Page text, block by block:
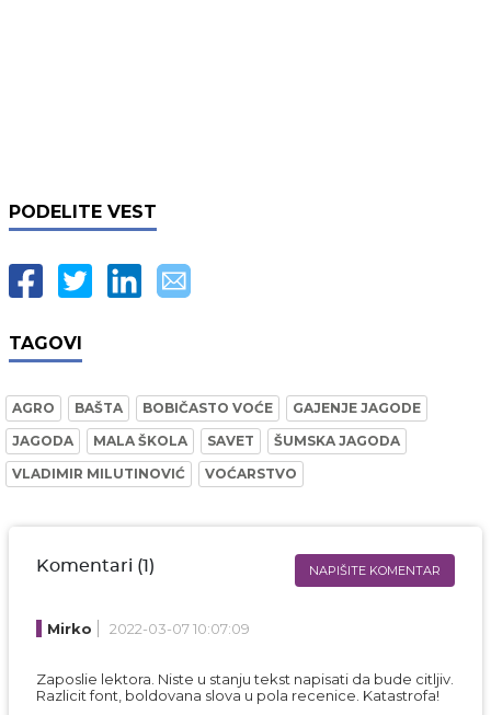
PODELITE VEST
TAGOVI
AGRO BAŠTA BOBIČASTO VOĆE
GAJENJE JAGODE
JAGODA
MALA ŠKOLA SAVET
ŠUMSKA JAGODA
VLADIMIR MILUTINOVIĆ
VOĆARSTVO
Komentari (1) NAPIŠITE KOMENTAR
Komentar* obavezno
Mirko 2022-03-07 10:07:09
Zaposlie lektora. Niste u stanju tekst napisati da bude citljiv.
Razlicit font, boldovana slova u pola recenice. Katastrofa!